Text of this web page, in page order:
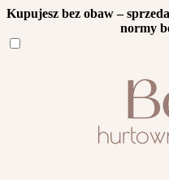
Kupujesz bez obaw –
normy